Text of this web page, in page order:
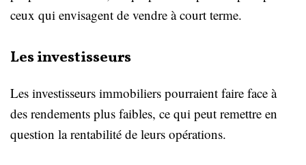
ceux qui envisagent de vendre à court terme.
Les investisseurs
Les investisseurs immobiliers pourraient faire face à
des rendements plus faibles, ce qui peut remettre en
question la rentabilité de leurs opérations.